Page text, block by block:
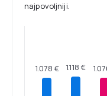
najpovoljniji.
1.078 € 1.118 €